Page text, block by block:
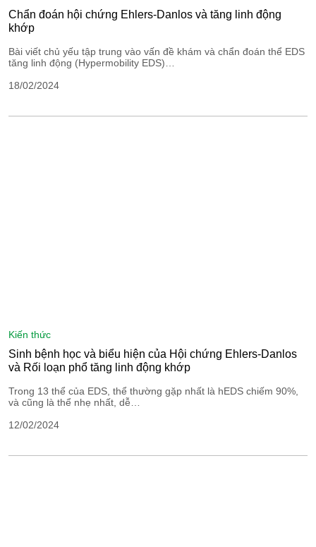
Chẩn đoán hội chứng Ehlers-Danlos và tăng linh động
khớp
Bài viết chủ yếu tập trung vào vấn đề khám và chẩn đoán thể EDS
tăng linh động (Hypermobility EDS)…
18/02/2024
kiến thức
Sinh bệnh học và biểu hiện của Hội chứng Ehlers-Danlos
và Rối loạn phổ tăng linh động khớp
Trong 13 thể của EDS, thể thường gặp nhất là hEDS chiếm 90%,
và cũng là thể nhẹ nhất, dễ…
12/02/2024